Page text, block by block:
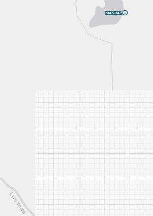
MANUAL